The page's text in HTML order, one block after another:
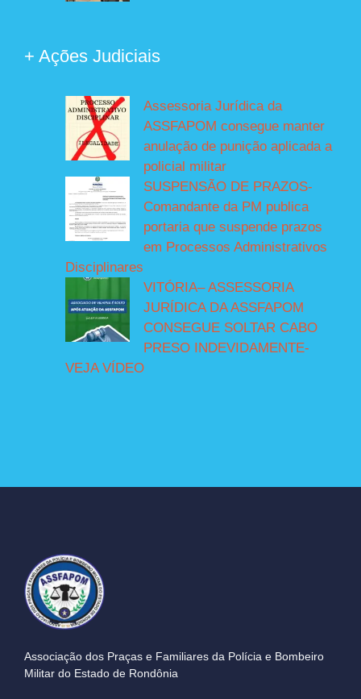
+ Ações Judiciais
Assessoria Jurídica da
ASSFAPOM consegue manter
anulação de punição aplicada a
policial militar
SUSPENSÃO DE PRAZOS-
Comandante da PM publica
portaria que suspende prazos
em Processos Administrativos
Disciplinares
VITÓRIA– ASSESSORIA
JURÍDICA DA ASSFAPOM
CONSEGUE SOLTAR CABO
PRESO INDEVIDAMENTE-
VEJA VÍDEO
Associação dos Praças e Familiares da Polícia e Bombeiro
Militar do Estado de Rondônia